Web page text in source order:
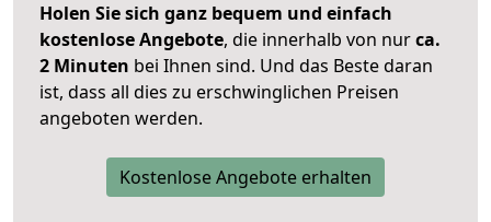
Holen Sie sich ganz bequem und einfach
kostenlose Angebote, die innerhalb von nurca.
2 Minuten bei Ihnen sind. Und das Beste daran
ist, dass all dies zu erschwinglichen Preisen
angeboten werden.
Kostenlose Angebote erhalten